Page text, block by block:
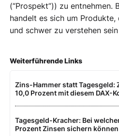
(“Prospekt”)) zu entnehmen.
handelt es sich um
und schwer zu verstehen
Weiterführende Links
Zins-Hammer statt Tagesgeld:
10,0 Prozent mit diesem DAX-
Tagesgeld-Kracher: Bei
Prozent Zinsen sichern können